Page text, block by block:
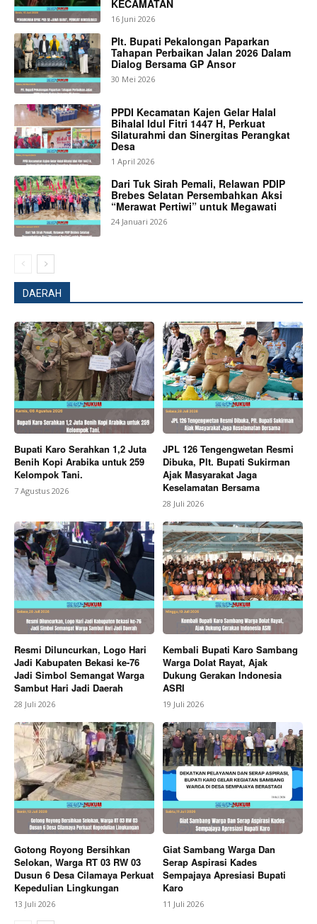
SUBSCRIBE NOW
Company
About
Subscription Plans
My account
Berita Lainnya Bupati dan Wakil Bupati Karo Buka Fun
Run Festival Bunga dan Buah Tahun 2026
KECAMATAN
16 Juni 2026
Plt. Bupati Pekalongan Paparkan
Tahapan Perbaikan Jalan 2026 Dalam
Dialog Bersama GP Ansor
30 Mei 2026
PPDI Kecamatan Kajen Gelar Halal
Bihalal Idul Fitri 1447 H, Perkuat
Silaturahmi dan Sinergitas Perangkat
Desa
1 April 2026
Dari Tuk Sirah Pemali, Relawan PDIP
Brebes Selatan Persembahkan Aksi
“Merawat Pertiwi” untuk Megawati
24 Januari 2026
DAERAH
Bupati Karo Serahkan 1,2 Juta
Benih Kopi Arabika untuk 259
Kelompok Tani.
7 Agustus 2026
JPL 126 Tengengwetan Resmi
Dibuka, Plt. Bupati Sukirman
Ajak Masyarakat Jaga
Keselamatan Bersama
28 Juli 2026
Resmi Diluncurkan, Logo Hari
Jadi Kabupaten Bekasi ke-76
Jadi Simbol Semangat Warga
Sambut Hari Jadi Daerah
28 Juli 2026
Kembali Bupati Karo Sambang
Warga Dolat Rayat, Ajak
Dukung Gerakan Indonesia
ASRI
19 Juli 2026
Gotong Royong Bersihkan
Selokan, Warga RT 03 RW 03
Dusun 6 Desa Cilamaya Perkuat
Kepedulian Lingkungan
13 Juli 2026
Giat Sambang Warga Dan
Serap Aspirasi Kades
Sempajaya Apresiasi Bupati
Karo
11 Juli 2026